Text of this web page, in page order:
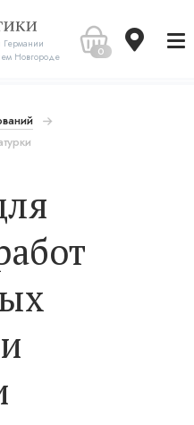
Германии
Новгороде
0